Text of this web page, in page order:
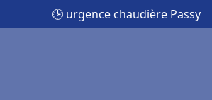
🕒 urgence chaudière Passy